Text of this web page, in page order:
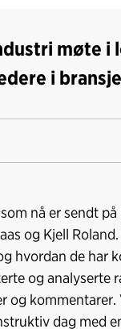
møte i
i
nå er sendt
og Kjell
hvordan de har
og analyserte
og
dag med